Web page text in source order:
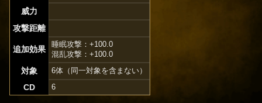
威力
攻撃距離
追加効果
睡眠攻撃：+100.0
混乱攻撃：+100.0
対象 6体（同一対象を含まない）
CD 6